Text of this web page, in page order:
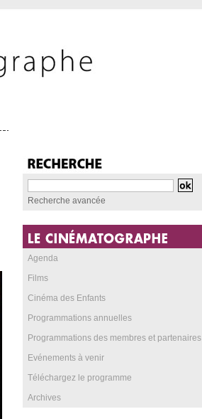
Recherche avancée
Agenda
Films
Cinéma des Enfants
Programmations annuelles
Programmations des membres et partenaires
Evénements à venir
Téléchargez le programme
Archives